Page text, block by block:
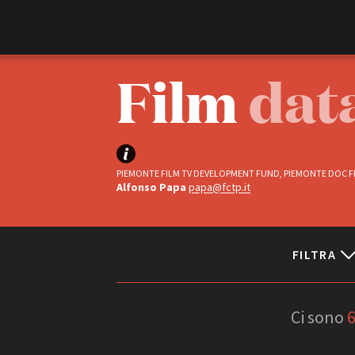
Film
PIEMONTE FILM TV DEVELOPMENT FUND, PIEMONTE
Alfonso Papa papa@fctp.it
FILTRA
Ci sono